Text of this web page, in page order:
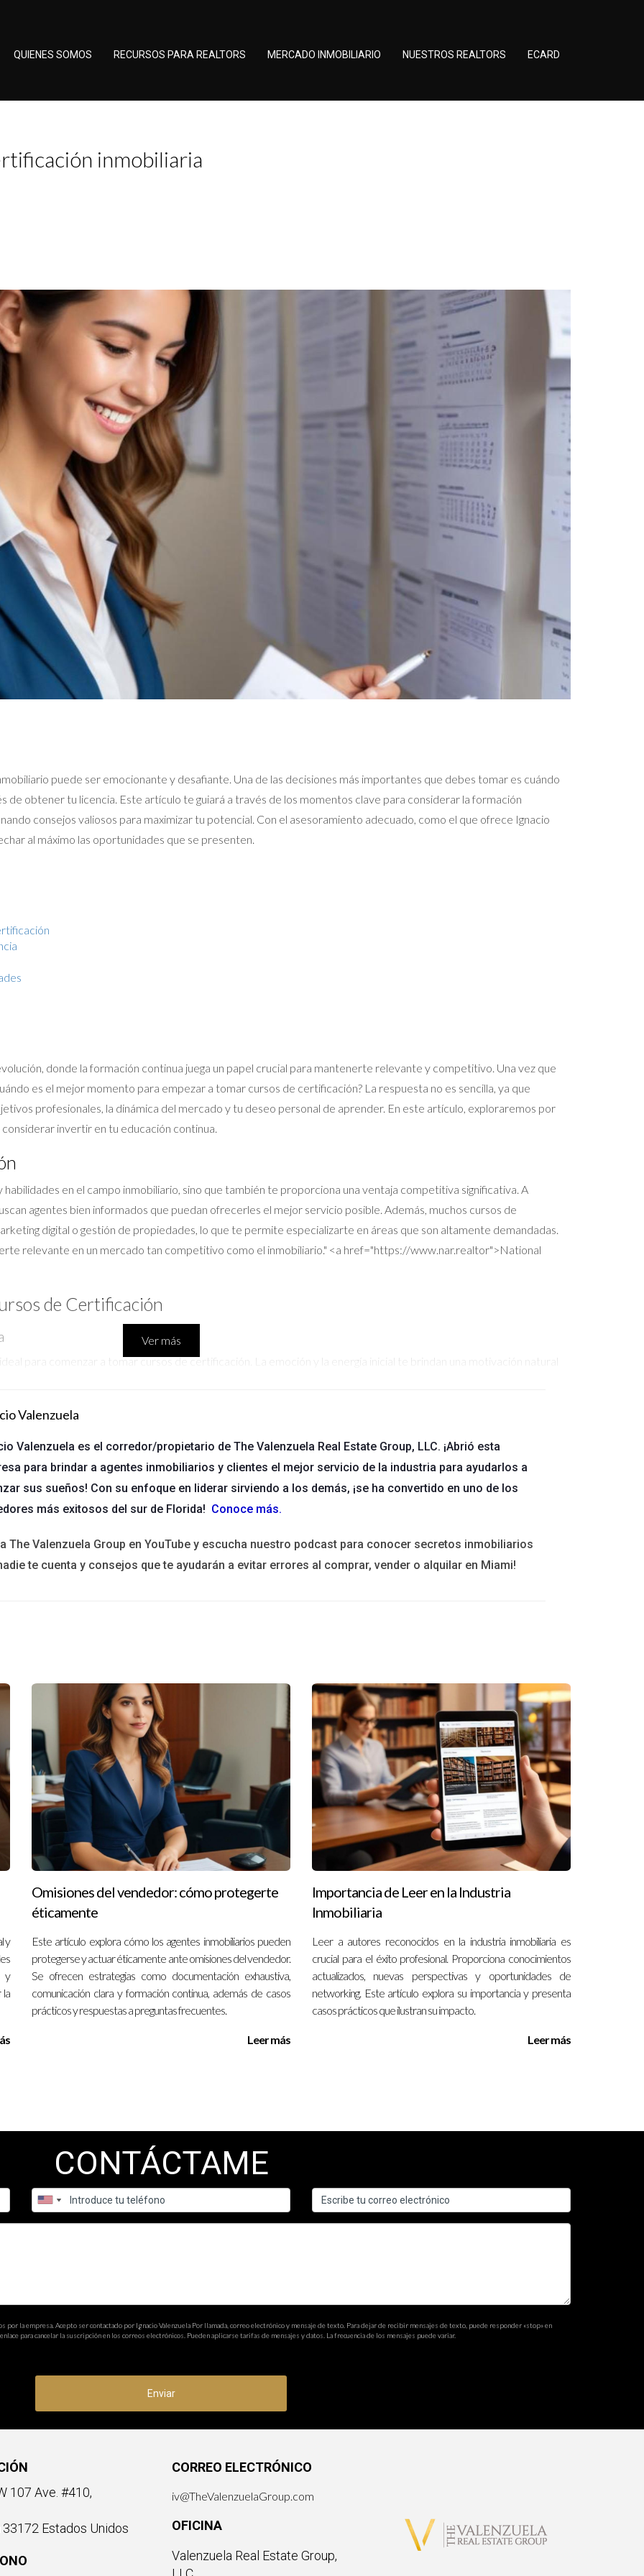
QUIENES SOMOS RECURSOS PARA REALTORS MERCADO INMOBILIARIO NUESTROS REALTORS ECARD
inmobiliaria
puede ser emocionante y desafiante. Una de las decisiones más importantes que debes tomar es cuándo
de obtener tu licencia. Este artículo te guiará a través de los momentos clave para considerar la formación
consejos valiosos para maximizar tu potencial. Con el asesoramiento adecuado, como el que ofrece Ignacio
al máximo las oportunidades que se presenten.
donde la formación continua juega un papel crucial para mantenerte relevante y competitivo. Una vez que
es el mejor momento para empezar a tomar cursos de certificación? La respuesta no es sencilla, ya que
profesionales, la dinámica del mercado y tu deseo personal de aprender. En este artículo, exploraremos por
invertir en tu educación continua.
en el campo inmobiliario, sino que también te proporciona una ventaja competitiva significativa. A
agentes bien informados que puedan ofrecerles el mejor servicio posible. Además, muchos cursos de
digital o gestión de propiedades, lo que te permite especializarte en áreas que son altamente demandadas.
relevante en un mercado tan competitivo como el inmobiliario." <a href="https://www.nar.realtor">National
de Certificación
para comenzar a tomar cursos de certificación. La emoción y la energía inicial te brindan una motivación natural
si acabas de obtener tu licencia y decides inscribirte en un curso sobre negociación efectiva, podrás aplicar
con clientes. Esto no solo aumentará tu confianza, sino que también mejorará tus resultados desde el principio.
identificar áreas donde necesitas mejorar o especializarte más. Tal vez has estado trabajando con
beneficiarte enormemente al obtener una certificación en financiamiento hipotecario. Este tipo de
que también te permitirá ofrecer un servicio más completo a tus clientes. Un caso práctico sería el siguiente:
joven buscando su primera casa. Después de unas semanas, te das cuenta de que tienen muchas preguntas sobre
tomado un curso sobre financiamiento hipotecario, estarás mejor preparado para guiarlos a través del proceso
ecológicos podría ser justo lo que necesitas para posicionarte como un experto en este nicho. Además,
a trabajar con propiedades comerciales después de haber estado enfocado únicamente en
la confianza necesaria para abordar este nuevo desafío con éxito.
después de obtener tu licencia es una decisión personal que debe basarse en tus metas profesionales y
obtener tu licencia, cuando adquieres experiencia práctica o cuando surgen nuevas oportunidades en el
crucial para tu desarrollo profesional. Recuerda que invertir en ti mismo siempre es una decisión sabia; nunca
listo para dar el siguiente paso en tu carrera inmobiliaria y necesitas orientación experta sobre qué cursos
no dudes en contactar a Ignacio Valenzuela. Su experiencia puede ser justo lo que necesitas para alcanzar tus
de certificación?
en unas pocas semanas mientras que otros pueden requerir varios meses.
ventas y negociación suelen ser fundamentales al inicio.
locales o consultar sitios web confiables especializados en educación inmobiliaria. Recuerda siempre
cada curso puede ser una puerta abierta hacia nuevas posibilidades en tu carrera inmobiliaria. ¡No esperes
Ver más
Valenzuela
Valenzuela es el corredor/propietario de The Valenzuela Real Estate Group, LLC. ¡Abrió esta
para brindar a agentes inmobiliarios y clientes el mejor servicio de la industria para ayudarlos a
sus sueños! Con su enfoque en liderar sirviendo a los demás, ¡se ha convertido en uno de los
más exitosos del sur de Florida! Conoce más.
The Valenzuela Group en YouTube y escucha nuestro podcast para conocer secretos inmobiliarios
te cuenta y consejos que te ayudarán a evitar errores al comprar, vender o alquilar en Miami!
y
y
la
Omisiones del vendedor: cómo protegerte
éticamente
Este artículo explora cómo los agentes inmobiliarios pueden
protegerse y actuar éticamente ante omisiones del vendedor.
Se ofrecen estrategias como documentación exhaustiva,
comunicación clara y formación continua, además de casos
prácticos y respuestas a preguntas frecuentes.
Leer más
Importancia de Leer en la Industria
Inmobiliaria
Leer a autores reconocidos en la industria inmobiliaria es
crucial para el éxito profesional. Proporciona conocimientos
actualizados, nuevas perspectivas y oportunidades de
networking. Este artículo explora su importancia y presenta
casos prácticos que ilustran su impacto.
Leer más
CONTÁCTAME
la empresa. Acepto ser contactado por Ignacio Valenzuela Por llamada, correo electrónico y mensaje de texto. Para dejar de recibir mensajes de texto, puede responder «stop» en
para cancelar la suscripción en los correos electrónicos. Pueden aplicarse tarifas de mensajes y datos. La frecuencia de los mensajes puede variar.
Enviar
107 Ave. #410,
33172 Estados Unidos
CORREO ELECTRÓNICO
iv@TheValenzuelaGroup.com
OFICINA
Valenzuela Real Estate Group,